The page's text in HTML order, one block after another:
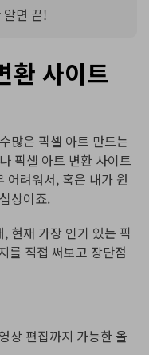
면 끝!
환 사이트
많은 픽셀 아트 만드는
픽셀 아트 변환 사이트
어려워서, 혹은 내가 원
상이죠.
현재 가장 인기 있는 픽
를 직접 써보고 장단점
상 편집까지 가능한 올